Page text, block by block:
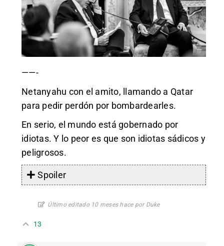
——-
Netanyahu con el amito, llamando a Qatar
para pedir perdón por bombardearles.
En serio, el mundo está gobernado por
idiotas. Y lo peor es que son idiotas sádicos y
peligrosos.
Spoiler
Último editado 10 meses hace por Duke
13